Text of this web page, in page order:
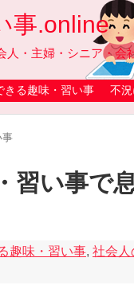
事.online
人・主婦・シニア・会
きる趣味・習い事 不
事
習い事で
趣味・習い事, 社会人